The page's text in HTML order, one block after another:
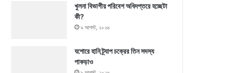
খুলনা বিভাগীয় পরিবেশ অধিদপ্তরে হচ্ছেটা
কী?
৯ আগস্ট, ২০২৬
যশোরে হানি ট্র্যাপ চক্রের তিন সদস্য
পাকড়াও